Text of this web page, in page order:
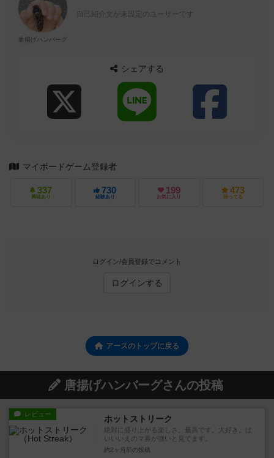
唐揚げハンバーグ
自己紹介文が未設定のユーザーです
シェアする
マイボードゲーム登録者
337
興味あり
730
経験あり
199
お気に入り
473
持ってる
ログイン/会員登録でコメント
ログインする
アースのトップに戻る
唐揚げハンバーグさんの投稿
レビュー ホットストリーク
絶対に盛り上がる楽しさ。最高です。大好き。は
いいいえのマ券が強いと見てます。
約2ヶ月前 の投稿